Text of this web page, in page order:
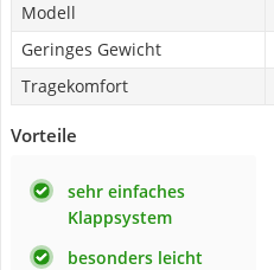
Modell
Geringes Gewicht
Tragekomfort
Vorteile
sehr einfaches
Klappsystem
besonders leicht